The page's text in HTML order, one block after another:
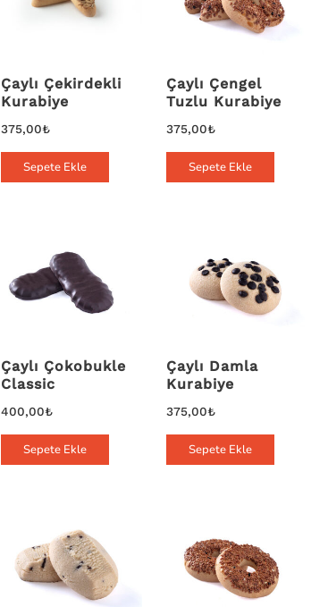
Çaylı Çekirdekli
Kurabiye
375,00₺
Sepete Ekle
Çaylı Çengel
Tuzlu Kurabiye
375,00₺
Sepete Ekle
Çaylı Çokobukle
Classic
400,00₺
Sepete Ekle
Çaylı Damla
Kurabiye
375,00₺
Sepete Ekle